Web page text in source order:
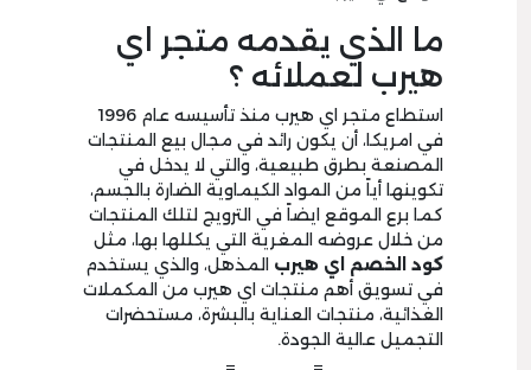
ما الذي يقدمه متجر اي
هيرب لعملائه ؟
استطاع متجر اي هيرب منذ تأسيسه عام 1996
في امريكا، أن يكون رائد في مجال بيع المنتجات
المصنعة بطرق طبيعية، والتي لا يدخل في
تكوينها أياً من المواد الكيماوية الضارة بالجسم،
كما برع الموقع ايضاً في الترويج لتلك المنتجات
من خلال عروضه المغرية التي يكللها بها، مثل
كود الخصم اي هيرب المذهل، والذي يستخدم
في تسويق أهم منتجات اي هيرب من المكملات
الغذائية، منتجات العناية بالبشرة، مستحضرات
التجميل عالية الجودة.